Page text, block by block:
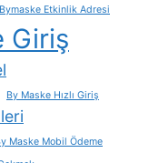
Bymaske Etkinlik Adresi
Giriş
By Maske Hızlı Giriş
Maske Mobil Ödeme